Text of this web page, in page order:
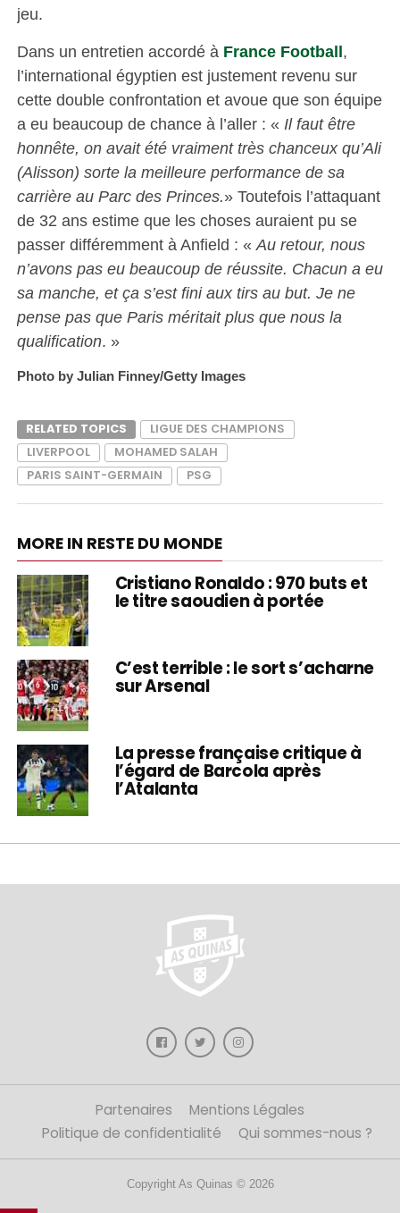
jeu.
Dans un entretien accordé à France Football,
l’international égyptien est justement revenu sur
cette double confrontation et avoue que son équipe
a eu beaucoup de chance à l’aller : « Il faut être
honnête, on avait été vraiment très chanceux qu’Ali
(Alisson) sorte la meilleure performance de sa
carrière au Parc des Princes.» Toutefois l’attaquant
de 32 ans estime que les choses auraient pu se
passer différemment à Anfield : « Au retour, nous
n’avons pas eu beaucoup de réussite. Chacun a eu
sa manche, et ça s’est fini aux tirs au but. Je ne
pense pas que Paris méritait plus que nous la
qualification. »
Photo by Julian Finney/Getty Images
RELATED TOPICS
LIGUE DES CHAMPIONS
LIVERPOOL
MOHAMED SALAH
PARIS SAINT-GERMAIN
PSG
MORE IN RESTE DU MONDE
Cristiano Ronaldo : 970 buts et
le titre saoudien à portée
C’est terrible : le sort s’acharne
sur Arsenal
La presse française critique à
l’égard de Barcola après
l’Atalanta
Partenaires
Mentions Légales
Politique de confidentialité
Qui sommes-nous ?
Copyright As Quinas © 2026